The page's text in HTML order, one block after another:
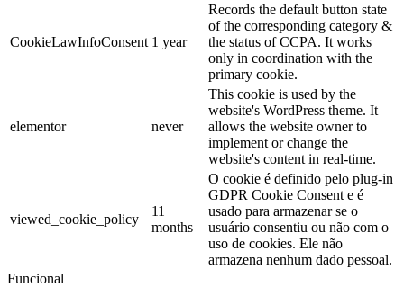
CookieLawInfoConsent 1 year
Records the default button state
of the corresponding category &
the status of CCPA. It works
only in coordination with the
primary cookie.
elementor never
This cookie is used by the
website's WordPress theme. It
allows the website owner to
implement or change the
website's content in real-time.
viewed_cookie_policy
11
months
O cookie é definido pelo plug-in
GDPR Cookie Consent e é
usado para armazenar se o
usuário consentiu ou não com o
uso de cookies. Ele não
armazena nenhum dado pessoal.
Funcional